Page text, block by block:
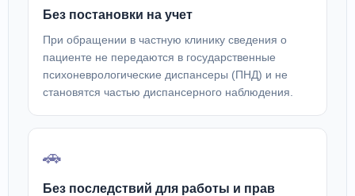
Без постановки на учет
При обращении в частную клинику сведения о
пациенте не передаются в государственные
психоневрологические диспансеры (ПНД) и не
становятся частью диспансерного наблюдения.
🚗
Без последствий для работы и прав